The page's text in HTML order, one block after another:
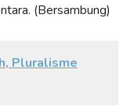
(Bersambung)
Pluralisme